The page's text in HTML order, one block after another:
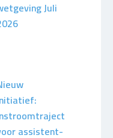
Juli
assistent-